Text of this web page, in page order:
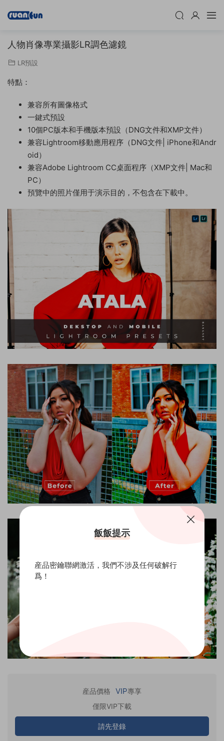
人物肖像專業攝影LR調色濾鏡
LR預設
特點：
兼容所有圖像格式
一鍵式預設
10個PC版本和手機版本預設（DNG文件和XMP文件）
兼容Lightroom移動應用程序（DNG文件| iPhone和Andr
oid）
兼容Adobe Lightroom CC桌面程序（XMP文件| Mac和
PC）
預覽中的照片僅用于演示目的，不包含在下載中。
産品價格 VIP專享
僅限VIP下載
請先登錄
飯飯提示
産品密鑰聯網激活，我們不涉及任何破解行
爲！